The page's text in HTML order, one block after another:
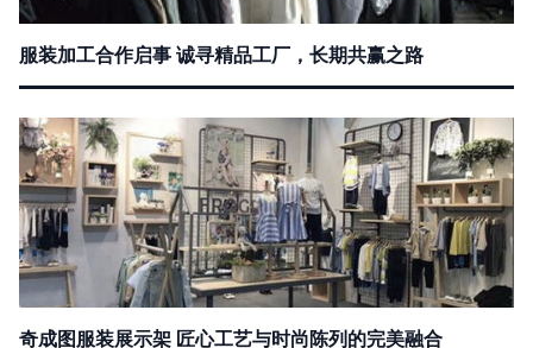
服装加工合作启事 诚寻精品工厂，长期共赢之路
奇成图服装展示架 匠心工艺与时尚陈列的完美融合